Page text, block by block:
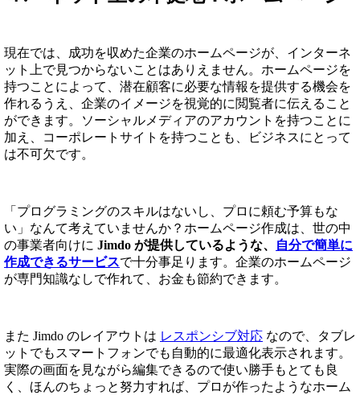
現在では、成功を収めた企業のホームページが、インターネ
ット上で見つからないことはありえません。ホームページを
持つことによって、潜在顧客に必要な情報を提供する機会を
作れるうえ、企業のイメージを視覚的に閲覧者に伝えること
ができます。ソーシャルメディアのアカウントを持つことに
加え、コーポレートサイトを持つことも、ビジネスにとって
は不可欠です。
「プログラミングのスキルはないし、プロに頼む予算もな
い」なんて考えていませんか？ホームページ作成は、世の中
の事業者向けに Jimdo が提供しているような、
自分で簡単に
作成できるサービスで十分事足ります。企業のホームページ
が専門知識なしで作れて、お金も節約できます。
また Jimdo のレイアウトは レスポンシブ対応 なので、タブレ
ットでもスマートフォンでも自動的に最適化表示されます。
実際の画面を見ながら編集できるので使い勝手もとても良
く、ほんのちょっと努力すれば、プロが作ったようなホーム